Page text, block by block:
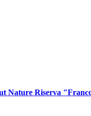
Nature Riserva